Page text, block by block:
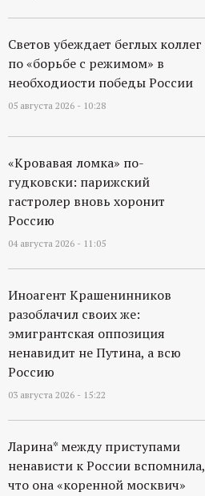
Светов убеждает беглых коллег
по «борьбе с режимом» в
необходиости победы России
05 августа 2026 - 10:28
«Кровавая ломка» по-
гудковски: парижский
гастролер вновь хоронит
Россию
04 августа 2026 - 11:05
Иноагент Крашенинников
разоблачил своих же:
эмигрантская оппозиция
ненавидит не Путина, а всю
Россию
03 августа 2026 - 15:22
Ларина* между приступами
ненависти к России вспомнила,
что она «коренной москвич»